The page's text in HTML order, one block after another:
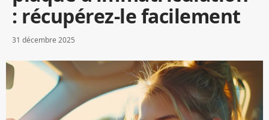
: récupérez-le facilement
31 décembre 2025